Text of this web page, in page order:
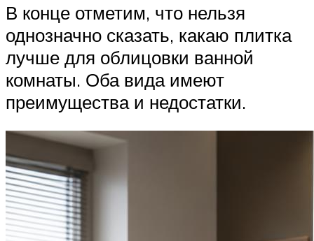
В конце отметим, что нельзя
однозначно сказать, какаю плитка
лучше для облицовки ванной
комнаты. Оба вида имеют
преимущества и недостатки.